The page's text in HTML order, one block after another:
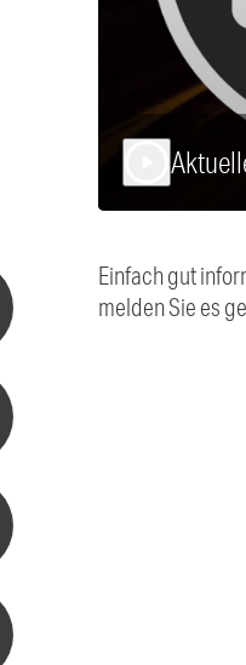
Einfach gut
melden Sie es